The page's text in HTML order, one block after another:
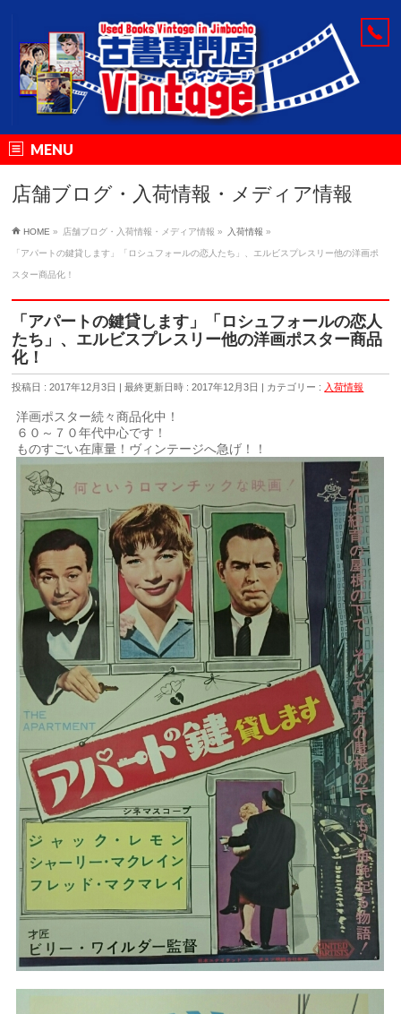
MENU
店舗ブログ・入荷情報・メディア情報
HOME » 店舗ブログ・入荷情報・メディア情報 » 入荷情報 »
「アパートの鍵貸します」「ロシュフォールの恋人たち」、エルビスプレスリー他の洋画ポ
スター商品化！
「アパートの鍵貸します」「ロシュフォールの恋人
たち」、エルビスプレスリー他の洋画ポスター商品
化！
投稿日 : 2017年12月3日 最終更新日時 : 2017年12月3日 カテゴリー : 入荷情報
洋画ポスター続々商品化中！
６０～７０年代中心です！
ものすごい在庫量！ヴィンテージへ急げ！！